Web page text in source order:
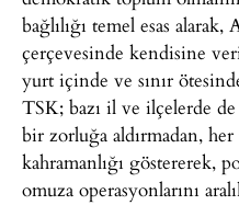
bağlılığı temel esas alarak,
çerçevesinde kendisine
yurt içinde ve sınır
TSK; bazı il ve ilçelerde
bir zorluğa aldırmadan,
kahramanlığı göstererek,
omuza operasyonlarını